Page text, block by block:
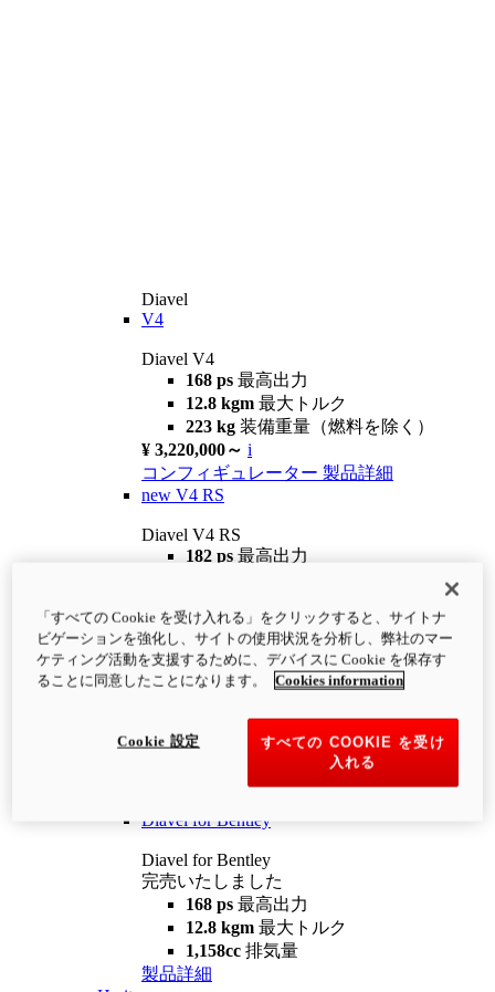
Diavel
V4
Diavel V4
168 ps 最高出力
12.8 kgm 最大トルク
223 kg 装備重量（燃料を除く）
¥ 3,220,000～ i
コンフィギュレーター 製品詳細
new V4 RS
Diavel V4 RS
182 ps 最高出力
¥4,400,000 i
コンフィギュレーター 製品詳細
newV4 RS 100
12.2 kgm
最大トルク
装備重量（燃料を除く）
Diavel for Bentley
Diavel for Bentley
完売いたしました
168 ps 最高出力
12.8 kgm 最大トルク
1,158cc 排気量
製品詳細
「すべての Cookie を受け入れる」をクリックすると、サイトナ
ビゲーションを強化し、サイトの使用状況を分析し、弊社のマー
ケティング活動を支援するために、デバイスに Cookie を保存す
ることに同意したことになります。
Cookies information
すべての COOKIE を受け
入れる
Cookie 設定